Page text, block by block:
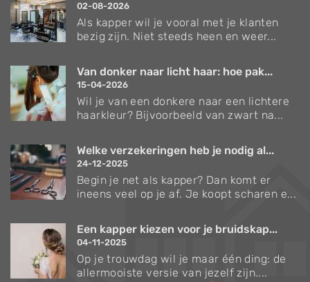
02-08-2026
Als kapper wil je vooral met je klanten
bezig zijn. Niet steeds heen en weer...
Van donker naar licht haar: hoe pak...
15-04-2026
Wil je van een donkere naar een lichtere
haarkleur? Bijvoorbeeld van zwart na...
Welke verzekeringen heb je nodig al...
24-12-2025
Begin je net als kapper? Dan komt er
ineens veel op je af. Je koopt scharen e...
Een kapper kiezen voor je bruidskap...
04-11-2025
Op je trouwdag wil je maar één ding: de
allermooiste versie van jezelf zijn....